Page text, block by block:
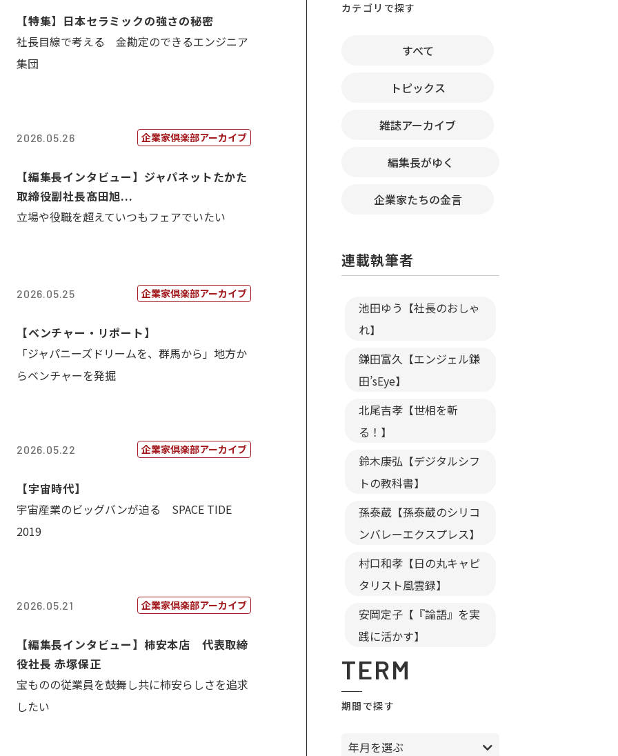
【特集】日本セラミックの強さの秘密
社長目線で考える 金勘定のできるエンジニア
集団
2026.05.26 企業家倶楽部アーカイブ
【編集長インタビュー】ジャパネットたかた
取締役副社長髙田旭...
立場や役職を超えていつもフェアでいたい
2026.05.25 企業家倶楽部アーカイブ
【ベンチャー・リポート】
「ジャパニーズドリームを、群馬から」地方か
らベンチャーを発掘
2026.05.22 企業家倶楽部アーカイブ
【宇宙時代】
宇宙産業のビッグバンが迫る SPACE TIDE
2019
2026.05.21 企業家倶楽部アーカイブ
【編集長インタビュー】柿安本店 代表取締
役社長 赤塚保正
宝ものの従業員を鼓舞し共に柿安らしさを追求
したい
カテゴリで探す
すべて
トピックス
雑誌アーカイブ
編集長がゆく
企業家たちの金言
連載執筆者
池田ゆう【社長のおしゃ
れ】
鎌田富久【エンジェル鎌
田’sEye】
北尾吉孝【世相を斬
る！】
鈴木康弘【デジタルシフ
トの教科書】
孫泰蔵【孫泰蔵のシリコ
ンバレーエクスプレス】
村口和孝【日の丸キャピ
タリスト風雲録】
安岡定子【『論語』を実
践に活かす】
TERM
期間で探す
年月を選ぶ